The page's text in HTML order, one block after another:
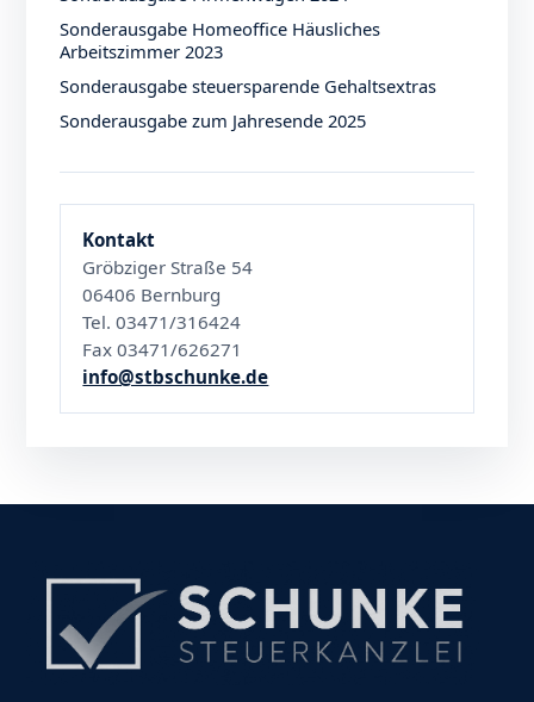
Sonderausgabe Homeoffice Häusliches
Arbeitszimmer 2023
Sonderausgabe steuersparende Gehaltsextras
Sonderausgabe zum Jahresende 2025
Kontakt
Gröbziger Straße 54
06406 Bernburg
Tel. 03471/316424
Fax 03471/626271
info@stbschunke.de